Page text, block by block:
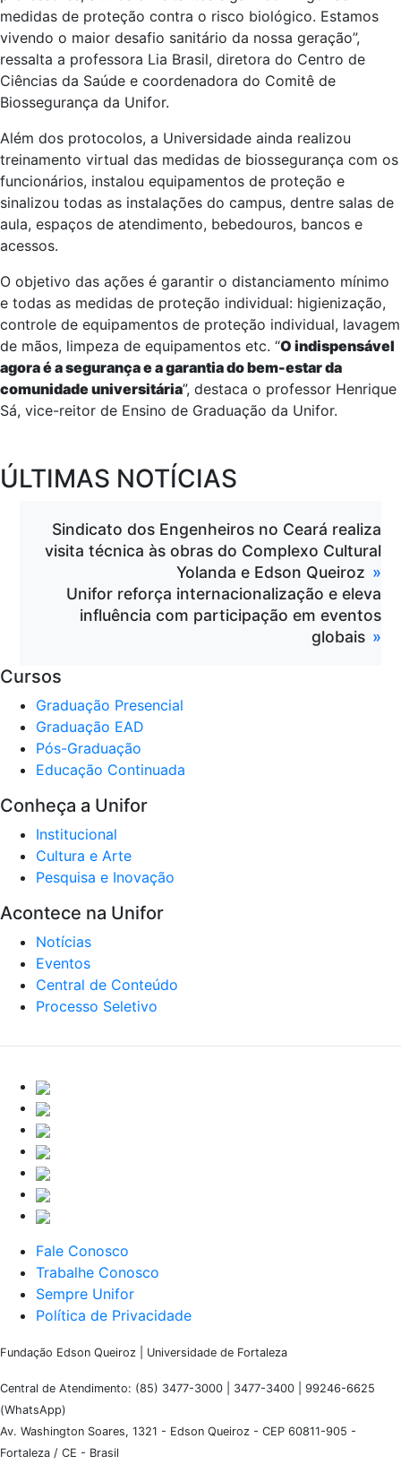
medidas de proteção contra o risco biológico. Estamos
vivendo o maior desafio sanitário da nossa geração”,
ressalta a professora Lia Brasil, diretora do Centro de
Ciências da Saúde e coordenadora do Comitê de
Biossegurança da Unifor.
Além dos protocolos, a Universidade ainda realizou
treinamento virtual das medidas de biossegurança com os
funcionários, instalou equipamentos de proteção e
sinalizou todas as instalações do campus, dentre salas de
aula, espaços de atendimento, bebedouros, bancos e
acessos.
O objetivo das ações é garantir o distanciamento mínimo
e todas as medidas de proteção individual: higienização,
controle de equipamentos de proteção individual, lavagem
de mãos, limpeza de equipamentos etc. “O indispensável
agora é a segurança e a garantia do bem-estar da
comunidade universitária”, destaca o professor Henrique
Sá, vice-reitor de Ensino de Graduação da Unifor.
ÚLTIMAS NOTÍCIAS
Sindicato dos Engenheiros no Ceará realiza
visita técnica às obras do Complexo Cultural
Yolanda e Edson Queiroz
Unifor reforça internacionalização e eleva
influência com participação em eventos
globais
Cursos
Graduação Presencial
Graduação EAD
Pós-Graduação
Educação Continuada
Conheça a Unifor
Institucional
Cultura e Arte
Pesquisa e Inovação
Acontece na Unifor
Notícias
Eventos
Central de Conteúdo
Processo Seletivo
Fale Conosco
Trabalhe Conosco
Sempre Unifor
Política de Privacidade
Fundação Edson Queiroz | Universidade de Fortaleza
Central de Atendimento: (85) 3477-3000 | 3477-3400 | 99246-6625
(WhatsApp)
Av. Washington Soares, 1321 - Edson Queiroz - CEP 60811-905 -
Fortaleza / CE - Brasil